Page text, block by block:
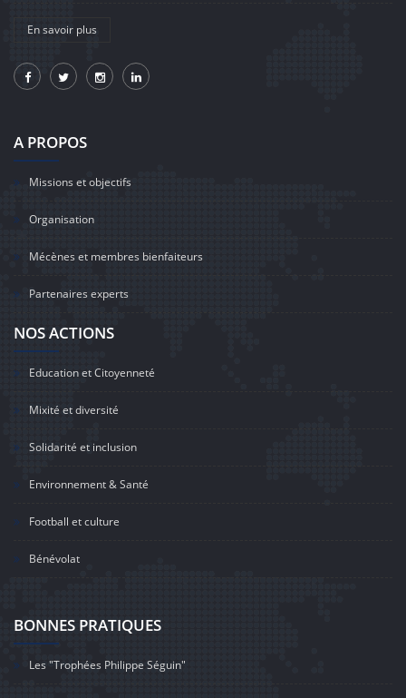
En savoir plus
A PROPOS
Missions et objectifs
Organisation
Mécènes et membres bienfaiteurs
Partenaires experts
NOS ACTIONS
Education et Citoyenneté
Mixité et diversité
Solidarité et inclusion
Environnement & Santé
Football et culture
Bénévolat
BONNES PRATIQUES
Les "Trophées Philippe Séguin"